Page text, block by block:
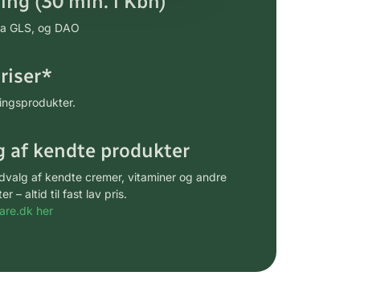
GLS, og DAO
af kendte produkter
af kendte cremer, vitaminer og andre
– altid til fast lav pris.
her